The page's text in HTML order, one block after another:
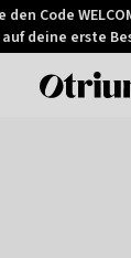
den Code
deine erste